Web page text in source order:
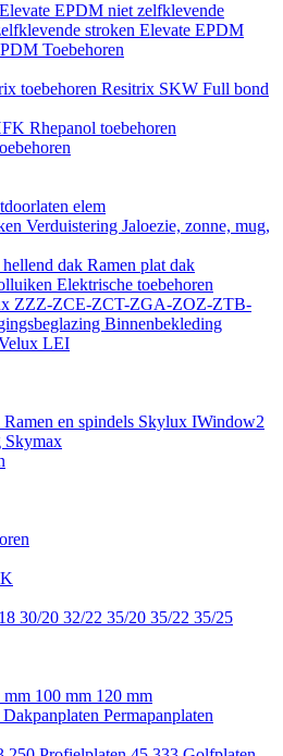
Elevate EPDM niet zelfklevende
stroken Elevate EPDM
Toebehoren
toebehoren Resitrix SKW Full bond
Rhepanol toebehoren
elem
Verduistering Jaloezie, zonne, mug,
dak Ramen plat dak
Elektrische toebehoren
ZZZ-ZCE-ZCT-ZGA-ZOZ-ZTB-
Binnenbekleding
LEI
Ramen en spindels Skylux IWindow2
Skymax
30/20 32/22 35/20 35/22 35/25
mm 100 mm 120 mm
Dakpanplaten Permapanplaten